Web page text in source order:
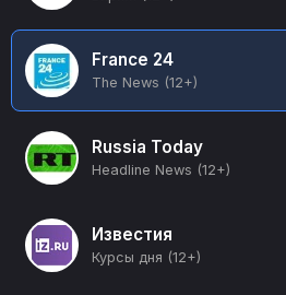
France 24
The News (12+)
Russia Today
Headline News (12+)
Известия
Курсы дня (12+)